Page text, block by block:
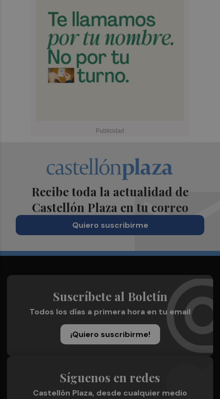
Recibe toda la actualidad de
Castellón Plaza en tu correo
Quiero suscribirme
Suscríbete al Boletín
Todos los días a primera hora en tu email
¡Quiero suscribirme!
Síguenos en redes
Castellón Plaza, desde cualquier medio